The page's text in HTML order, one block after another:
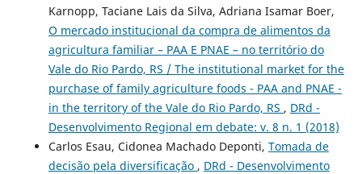
Karnopp, Taciane Lais da Silva, Adriana Isamar Boer,
O mercado institucional da compra de alimentos da
agricultura familiar – PAA E PNAE – no território do
Vale do Rio Pardo, RS / The institutional market for the
purchase of family agriculture foods - PAA and PNAE -
in the territory of the Vale do Rio Pardo, RS , DRd -
Desenvolvimento Regional em debate: v. 8 n. 1 (2018)
Carlos Esau, Cidonea Machado Deponti, Tomada de
decisão pela diversificação , DRd - Desenvolvimento